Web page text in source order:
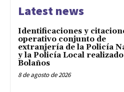
Latest news
Identificaciones y
operativo conjunto de
extranjería de la Policía
y la Policía Local
Bolaños
8 de agosto de 2026